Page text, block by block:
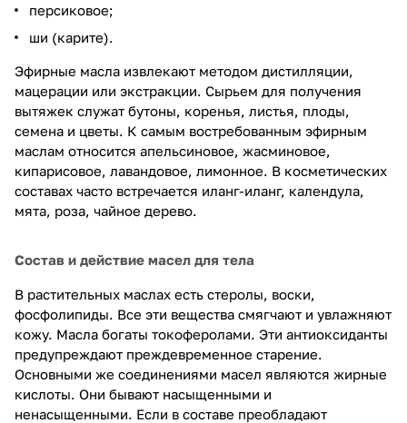
персиковое;
ши (карите).
Эфирные масла извлекают методом дистилляции,
мацерации или экстракции. Сырьем для получения
вытяжек служат бутоны, коренья, листья, плоды,
семена и цветы. К самым востребованным эфирным
маслам относится апельсиновое, жасминовое,
кипарисовое, лавандовое, лимонное. В косметических
составах часто встречается иланг-иланг, календула,
мята, роза, чайное дерево.
Состав и действие масел для тела
В растительных маслах есть стеролы, воски,
фосфолипиды. Все эти вещества смягчают и увлажняют
кожу. Масла богаты токоферолами. Эти антиоксиданты
предупреждают преждевременное старение.
Основными же соединениями масел являются жирные
кислоты. Они бывают насыщенными и
ненасыщенными. Если в составе преобладают